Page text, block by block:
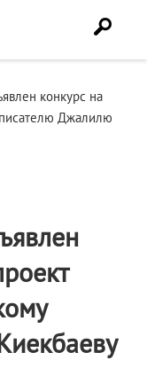
конкурс на
Джалилю